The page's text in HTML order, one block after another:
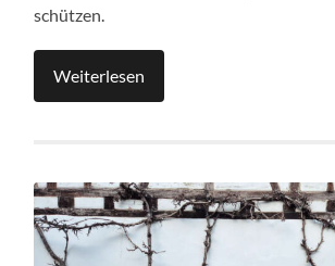
schützen.
Weiterlesen